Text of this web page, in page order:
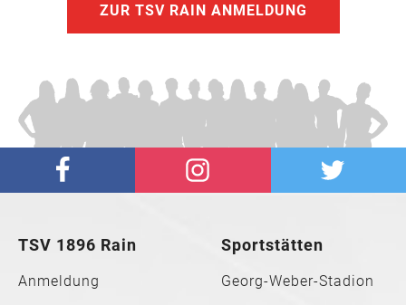
ZUR TSV RAIN ANMELDUNG
TSV 1896 Rain
Anmeldung
Sportstätten
Georg-Weber-Stadion